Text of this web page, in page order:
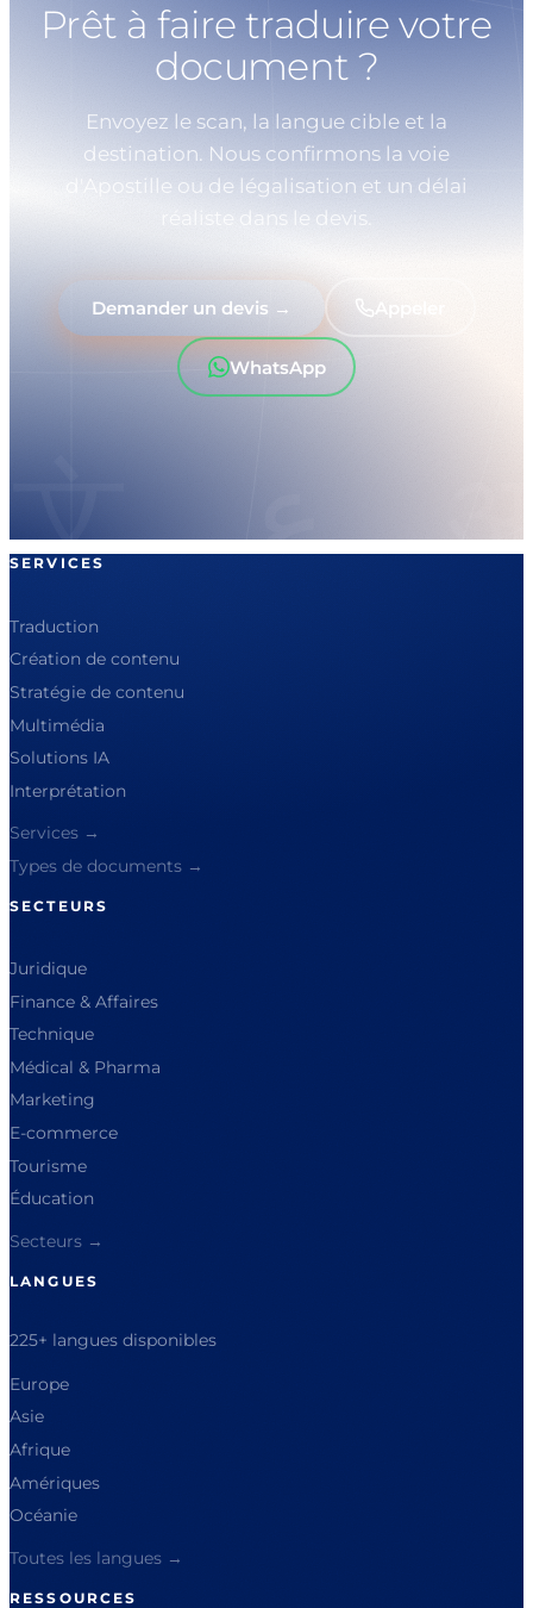
Prêt à faire traduire votre
document ?
Envoyez le scan, la langue cible et la
destination. Nous confirmons la voie
d'Apostille ou de légalisation et un délai
réaliste dans le devis.
Demander un devis → Appeler
WhatsApp
SERVICES
Traduction
Création de contenu
Stratégie de contenu
Multimédia
Solutions IA
Interprétation
Services →
Types de documents →
SECTEURS
Juridique
Finance & Affaires
Technique
Médical & Pharma
Marketing
E-commerce
Tourisme
Éducation
Secteurs →
LANGUES
225+ langues disponibles
Europe
Asie
Afrique
Amériques
Océanie
Toutes les langues →
RESSOURCES